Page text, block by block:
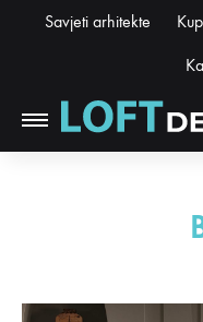
Savjeti arhitekte